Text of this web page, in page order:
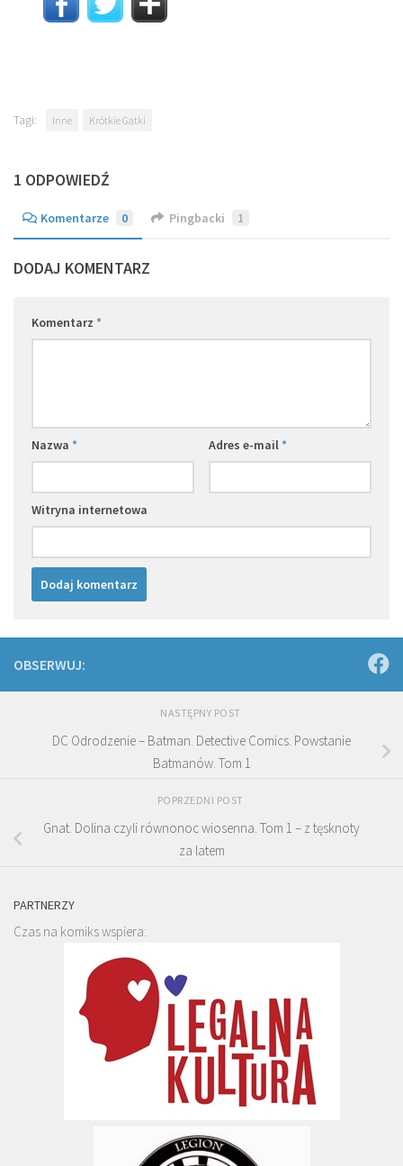
Tagi: Inne Krótkie Gatki
1 ODPOWIEDŹ
Komentarze 0 Pingbacki 1
DODAJ KOMENTARZ
Komentarz *
Nazwa * Adres e-mail*
Witryna internetowa
OBSERWUJ:
NASTĘPNY POST
DC Odrodzenie – Batman. Detective Comics. Powstanie
Batmanów. Tom 1
POPRZEDNI POST
Gnat. Dolina czyli równonoc wiosenna. Tom 1 – z tęsknoty
za latem
PARTNERZY
Czas na komiks wspiera: